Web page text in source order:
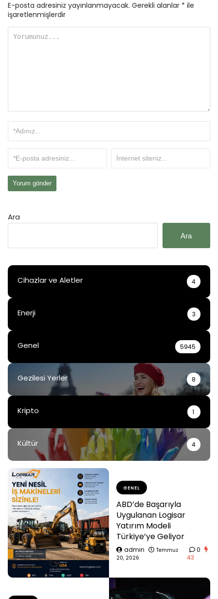
E-posta adresiniz yayınlanmayacak. Gerekli alanlar * ile
işaretlenmişlerdir
Ara
Ara
Cihazlar ve Aletler 4
Enerji 3
Genel 5945
Gezilesi Yerler 8
Kripto 1
Kültür 4
GENEL
ABD’de Başarıyla
Uygulanan Logisar
Yatırım Modeli
Türkiye’ye Geliyor
admin
Temmuz
20, 2026
0
43